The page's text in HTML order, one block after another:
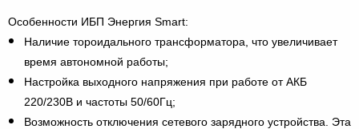
Особенности ИБП Энергия Smart:
Наличие тороидального трансформатора, что увеличивает
время автономной работы;
Настройка выходного напряжения при работе от АКБ
220/230В и частоты 50/60Гц;
Возможность отключения сетевого зарядного устройства. Эта